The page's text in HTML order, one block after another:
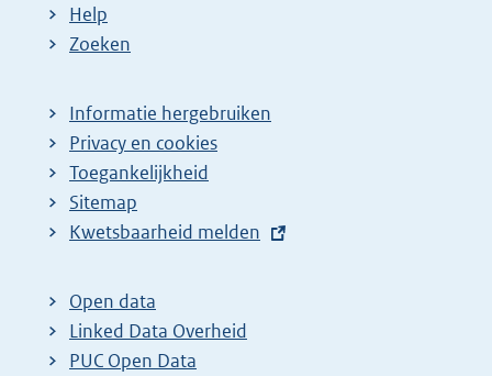
Help
Zoeken
Informatie hergebruiken
Privacy en cookies
Toegankelijkheid
Sitemap
E
t
e
r
Kwetsbaarheid melden
Open data
Linked Data Overheid
PUC Open Data